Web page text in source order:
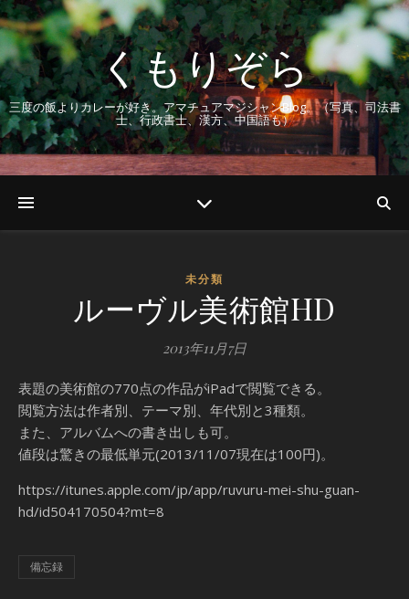
くもりぞら
三度の飯よりカレーが好き。アマチュアマジシャンBlog。（写真、司法書
士、行政書士、漢方、中国語も）
未分類
ルーヴル美術館HD
2013年11月7日
表題の美術館の770点の作品がiPadで閲覧できる。
閲覧方法は作者別、テーマ別、年代別と3種類。
また、アルバムへの書き出しも可。
値段は驚きの最低単元(2013/11/07現在は100円)。
https://itunes.apple.com/jp/app/ruvuru-mei-shu-guan-
hd/id504170504?mt=8
備忘録